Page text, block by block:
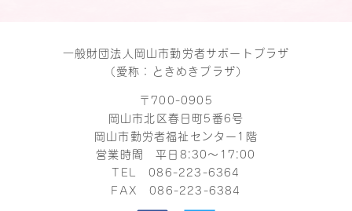
一般財団法人岡山市勤労者サポートプラザ
（愛称：ときめきプラザ）
〒700-0905
岡山市北区春日町5番6号
岡山市勤労者福祉センター1階
営業時間 平日8:30～17:00
TEL086-223-6364
FAX 086-223-6384